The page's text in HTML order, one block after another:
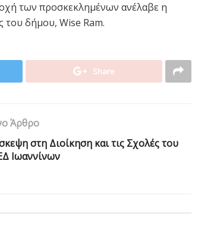
των προσκεκλημένων ανέλαβε η
του δήμου, Wise Ram.
Share
Άρθρο
στη Διοίκηση και τις Σχολές του
Ιωαννίνων